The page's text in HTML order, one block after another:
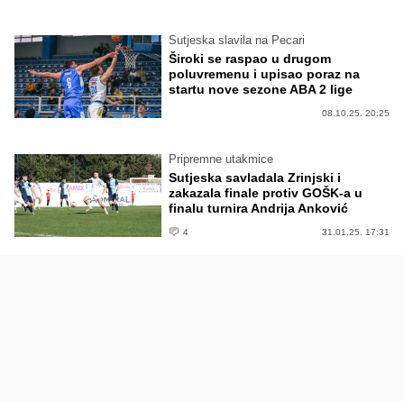
Sutjeska slavila na Pecari
Široki se raspao u drugom
poluvremenu i upisao poraz na
startu nove sezone ABA 2 lige
08.10.25. 20:25
Pripremne utakmice
Sutjeska savladala Zrinjski i
zakazala finale protiv GOŠK-a u
finalu turnira Andrija Anković
4 31.01.25. 17:31